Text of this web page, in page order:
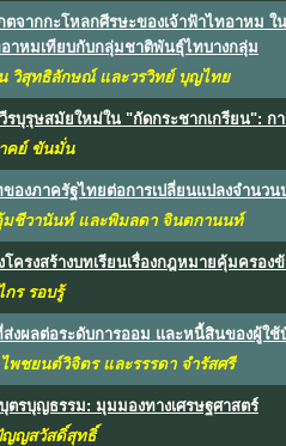
ตจากกะโหลกศีรษะของเจ้าฟ้าไทอาหม ใ
าหมเทียบกับกลุ่มชาติพันธุ์ไทบางกลุ่ม
วิสุทธิลักษณ์ และวรวิทย์ บุญไทย
รบุรุษสมัยใหม่ใน "กัดกระชากเกรียน": ก
คย์ ขันมั่น
องภาครัฐไทยต่อการเปลี่ยนแปลงจำนวน
ชีวานันท์ และพิมลดา จินตกานนท์
โครงสร้างบทเรียนเรื่องกฎหมายคุ้มคร
กร รอบรู้
งผลต่อระดับการออม และหนี้สินของผู้ใช้
พชยนต์วิจิตร และรรรดา จำรัสศรี
ตรบุญธรรม: มุมมองทางเศรษฐศาสตร์
ญสวัสดิ์สุทธิ์